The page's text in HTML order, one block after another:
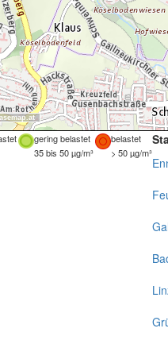
gering belastet
belastet
35 bis 50 µg/m³ > 50 µg/m³